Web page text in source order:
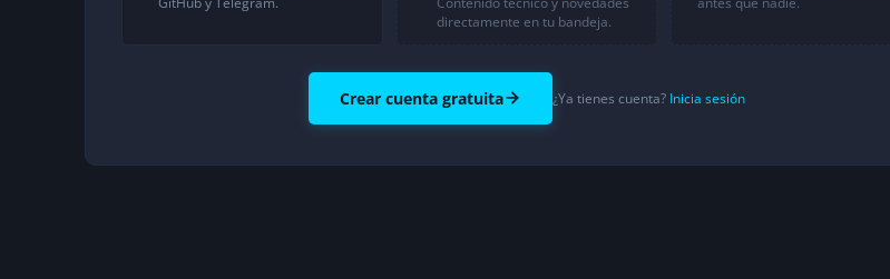
directamente en tu bandeja.
Crear cuenta gratuita ¿Ya tienes cuenta? Inicia sesión